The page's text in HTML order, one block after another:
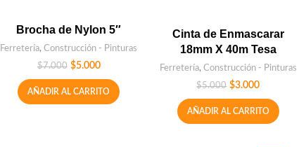
Brocha de Nylon 5″
Ferretería,Construcción - Pinturas
$7.000 $5.000
AÑADIR AL CARRITO
Cinta de Enmascarar
18mm X 40m Tesa
Ferretería, Construcción - Pinturas
$5.000 $3.000
AÑADIR AL CARRITO